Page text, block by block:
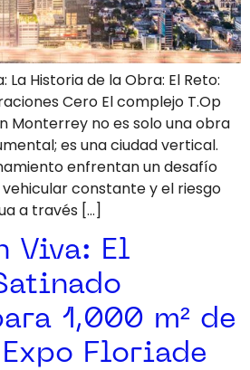
La Historia de la Obra: El Reto:
Cero El complejo T.Op
Monterrey no es solo una obra
es una ciudad vertical.
enfrentan un desafío
constante y el riesgo
a través […]
Viva: El
1,000 m² de
Floriade